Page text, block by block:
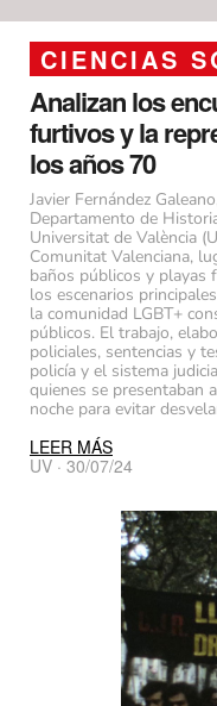
CIENCIAS
Analizan los
furtivos y la
los años 70
Javier Fernández
Departamento de
Universitat de València
Comunitat Valenciana,
baños públicos y playas
los escenarios
la comunidad LGBT+
públicos. El trabajo,
policiales, sentencias y
policía y el sistema
quienes se presentaban
noche para evitar
LEER MÁS
UV · 30/07/24